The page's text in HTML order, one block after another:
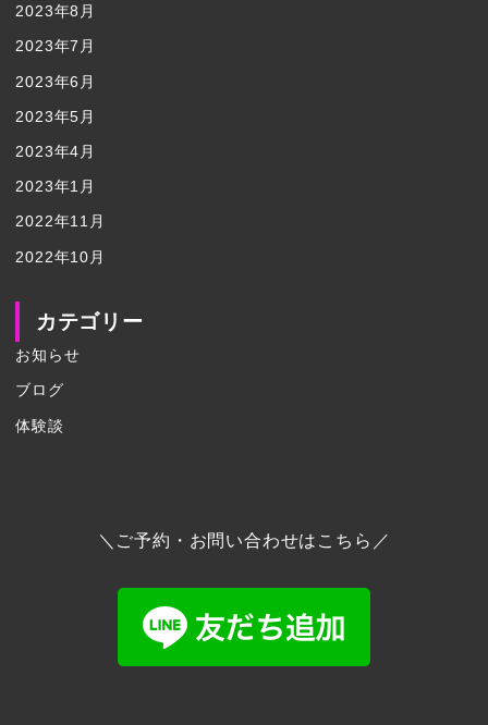
2023年8月
2023年7月
2023年6月
2023年5月
2023年4月
2023年1月
2022年11月
2022年10月
カテゴリー
お知らせ
ブログ
体験談
＼ご予約・お問い合わせはこちら／